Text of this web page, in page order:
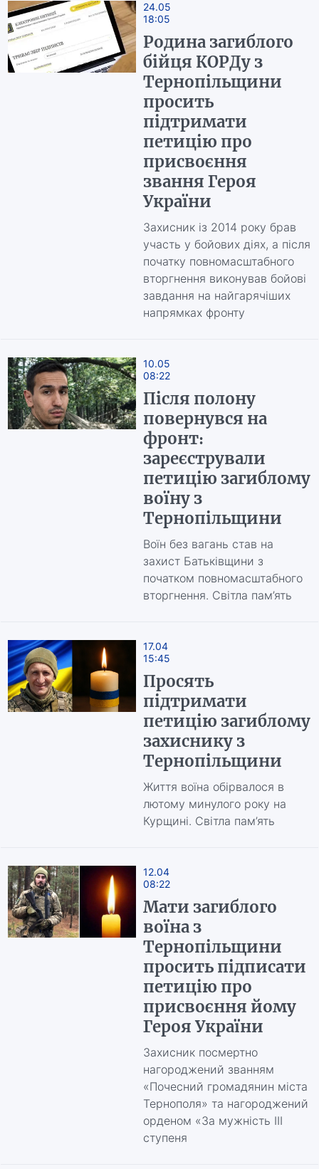
24.05
18:05
Родина загиблого
бійця КОРДу з
Тернопільщини
просить
підтримати
петицію про
присвоєння
звання Героя
України
Захисник із 2014 року брав
участь у бойових діях, а після
початку повномасштабного
вторгнення виконував бойові
завдання на найгарячіших
напрямках фронту
10.05
08:22
Після полону
повернувся на
фронт:
зареєстрували
петицію загиблому
воїну з
Тернопільщини
Воїн без вагань став на
захист Батьківщини з
початком повномасштабного
вторгнення. Світла пам’ять
17.04
15:45
Просять
підтримати
петицію загиблому
захиснику з
Тернопільщини
Життя воїна обірвалося в
лютому минулого року на
Курщині. Світла пам’ять
12.04
08:22
Мати загиблого
воїна з
Тернопільщини
просить підписати
петицію про
присвоєння йому
Героя України
Захисник посмертно
нагороджений званням
«Почесний громадянин міста
Тернополя» та нагороджений
орденом «За мужність ІІІ
ступеня